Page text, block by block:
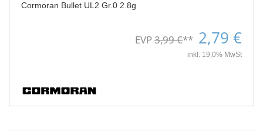
Cormoran Bullet UL2 Gr.0 2.8g
EVP3,99 €** 2,79 €
inkl. 19,0% MwSt